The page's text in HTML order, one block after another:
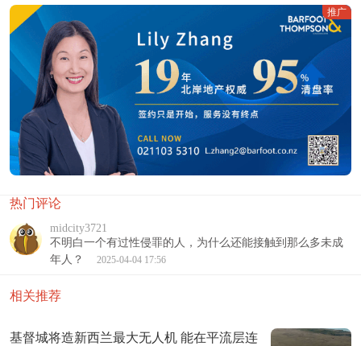
推广
热门评论
midcity3721
不明白一个有过性侵罪的人，为什么还能接触到那么多未成
年人？
2025-04-04 17:56
相关推荐
基督城将造新西兰最大无人机 能在平流层连